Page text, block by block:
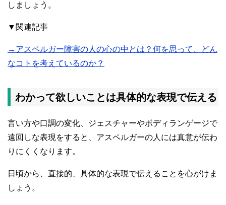
しましょう。
▼関連記事
→アスペルガー障害の人の心の中とは？何を思って、どん
なコトを考えているのか？
わかって欲しいことは具体的な表現で伝える
言い方や口調の変化、ジェスチャーやボディランゲージで
遠回しな表現をすると、アスペルガーの人には真意が伝わ
りにくくなります。
日頃から、直接的、具体的な表現で伝えることを心がけま
しょう。